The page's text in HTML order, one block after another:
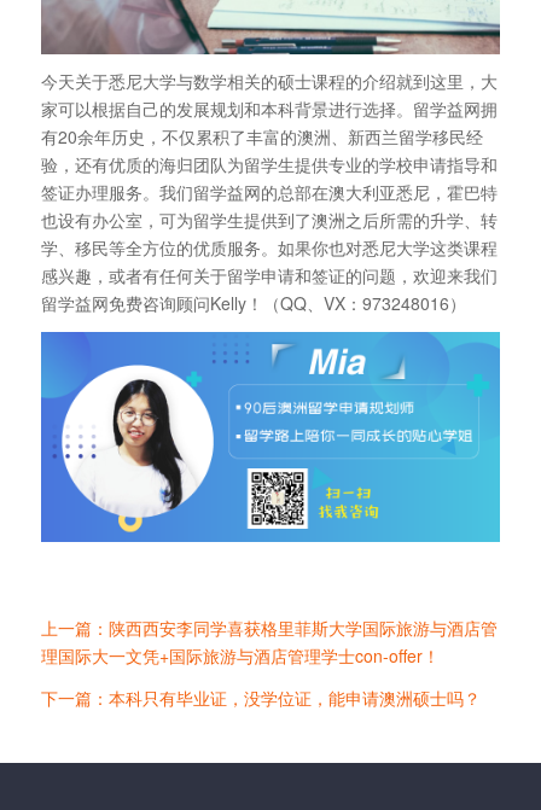
今天关于悉尼大学与数学相关的硕士课程的介绍就到这里，大
家可以根据自己的发展规划和本科背景进行选择。留学益网拥
有20余年历史，不仅累积了丰富的澳洲、新西兰留学移民经
验，还有优质的海归团队为留学生提供专业的学校申请指导和
签证办理服务。我们留学益网的总部在澳大利亚悉尼，霍巴特
也设有办公室，可为留学生提供到了澳洲之后所需的升学、转
学、移民等全方位的优质服务。如果你也对悉尼大学这类课程
感兴趣，或者有任何关于留学申请和签证的问题，欢迎来我们
留学益网免费咨询顾问Kelly！（QQ、VX：973248016）
上一篇：陕西西安李同学喜获格里菲斯大学国际旅游与酒店管
理国际大一文凭+国际旅游与酒店管理学士con-offer！
下一篇：本科只有毕业证，没学位证，能申请澳洲硕士吗？